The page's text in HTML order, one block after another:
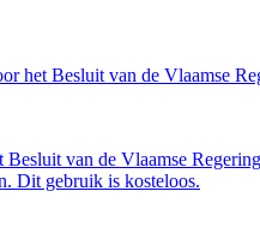
het Besluit van de Vlaamse
van de Vlaamse
Dit gebruik is kosteloos.